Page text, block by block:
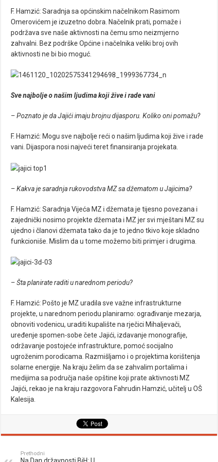
F. Hamzić: Saradnja sa općinskim načelnikom Rasimom
Omerovićem je izuzetno dobra. Načelnik prati, pomaže i
podržava sve naše aktivnosti na čemu smo neizmjerno
zahvalni. Bez podrške Općine i načelnika veliki broj ovih
aktivnosti ne bi bio moguć.
Sve najbolje o našim ljudima koji žive i rade vani
– Poznato je da Jajići imaju brojnu dijasporu. Koliko oni pomažu?
F. Hamzić: Mogu sve najbolje reći o našim ljudima koji žive i rade
vani. Dijaspora nosi najveći teret finansiranja projekata.
– Kakva je saradnja rukovodstva MZ sa džematom u Jajicima?
F. Hamzić: Saradnja Vijeća MZ i džemata je tijesno povezana i
zajednički nosimo projekte džemata i MZ jer svi mještani MZ su
ujedno i članovi džemata tako da je to jedno tkivo koje skladno
funkcioniše. Mislim da u tome možemo biti primjer i drugima.
– Šta planirate raditi u narednom periodu?
F. Hamzić: Pošto je MZ uradila sve važne infrastrukturne
projekte, u narednom periodu planiramo: ograđivanje mezarja,
obnoviti vodenicu, uraditi kupalište na rječici Mihaljevači,
uređenje spomen-sobe čete Jajići, izdavanje monografije,
održavanje postojeće infrastrukture, pomoć socijalno
ugroženim porodicama. Razmišljamo i o projektima korištenja
solarne energije. Na kraju želim da se zahvalim portalima i
medijima sa područja naše opštine koji prate aktivnosti MZ
Jajići, rekao je na kraju razgovora Fahrudin Hamzić, učitelj u OŠ
Kalesija.
Prethodni